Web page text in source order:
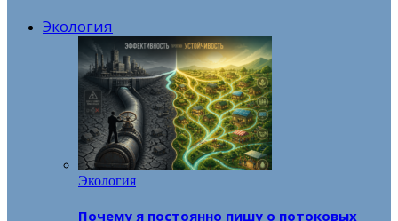
Экология
Экология
Почему я постоянно пишу о потоковых